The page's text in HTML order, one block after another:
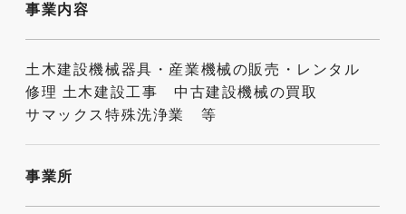
事業内容
土木建設機械器具・産業機械の販売・レンタル
修理 土木建設工事 中古建設機械の買取
サマックス特殊洗浄業 等
事業所